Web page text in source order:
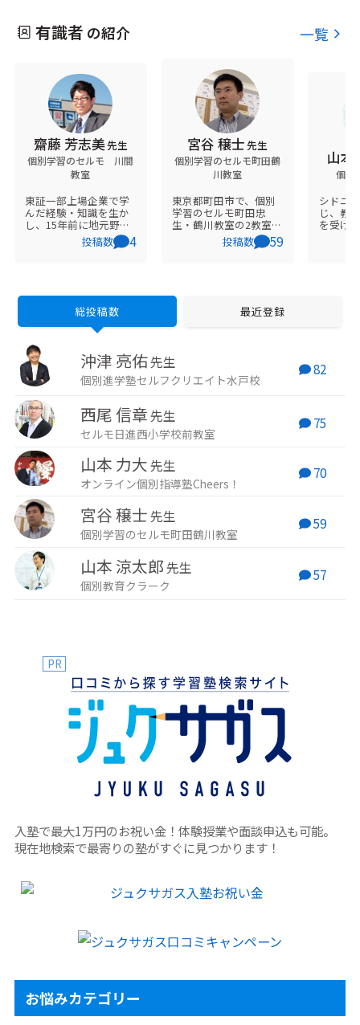
有識者 の紹介 一覧
齋藤 芳志美先生
個別学習のセルモ 川間
教室
東証一部上場企業で学
んだ経験・知識を生か
し、15年前に地元野田
市で開業しました。
『地域で一番！生徒と
とし、保護者様と生徒
を第一に考える塾を目
標にしています。 中学
生の娘の父で、生徒・
保護者様に「お母さん
みたい･･･」と言われて
ます・・・
投稿数 4
宮谷 穣士先生
個別学習のセルモ町田鶴
川教室
東京都町田市で、個別
学習のセルモ町田忠
生・鶴川教室の2教室を
運営しております、株
式会社進化代表取締役
サポートとデジタルAI
学習システム＋オリジ
ナルノートを活用し、
す。
投稿数 59
山本
個別
シドニ
じ、教
を受け
の父。
総投稿数 最近登録
沖津 亮佑先生
個別進学塾セルフクリエイト水戸校
82
西尾 信章先生
セルモ日進西小学校前教室
75
山本 力大先生
オンライン個別指導塾Cheers！
70
宮谷 穣士先生
個別学習のセルモ町田鶴川教室
59
山本 涼太郎先生
個別教育クラーク
57
PR
入塾で最大1万円のお祝い金！体験授業や面談申込も可能。
現在地検索で最寄りの塾がすぐに見つかります！
お悩みカテゴリー